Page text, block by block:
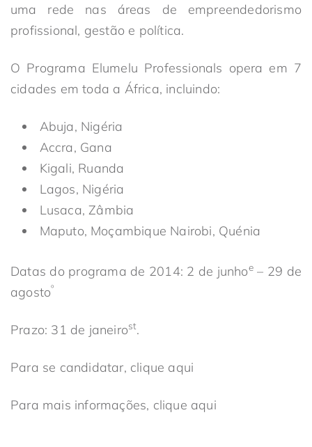
uma rede nas áreas de empreendedorismo
profissional, gestão e política.
O Programa Elumelu Professionals opera em 7
cidades em toda a África, incluindo:
Abuja, Nigéria
Accra, Gana
Kigali, Ruanda
Lagos, Nigéria
Lusaca, Zâmbia
Maputo, Moçambique Nairobi, Quénia
Datas do programa de 2014: 2 de junhoe– 29 de
agostoº
Prazo: 31 de janeirost.
Para se candidatar, clique aqui
Para mais informações, clique aqui